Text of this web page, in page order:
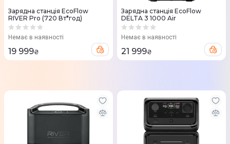
Зарядна станцiя EcoFlow
RIVER Pro (720 Вт*год)
Немає в наявності
19 999₴
Зарядна станція EcoFlow
DELTA 3 1000 Air
Немає в наявності
21 999₴